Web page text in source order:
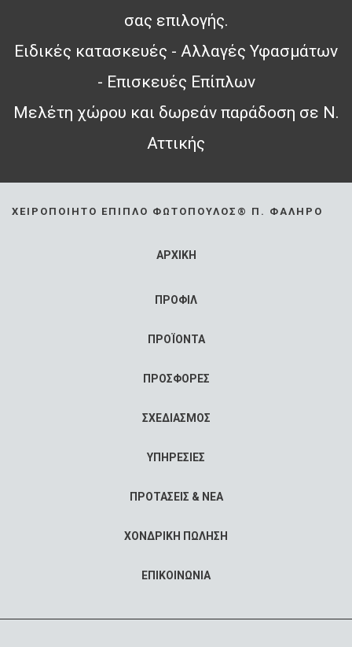
σας επιλογής.
Ειδικές κατασκευές - Αλλαγές Υφασμάτων
- Επισκευές Επίπλων
Μελέτη χώρου και δωρεάν παράδοση σε Ν.
Αττικής
ΧΕΙΡΟΠΟΊΗΤΟ ΈΠΙΠΛΟ ΦΩΤΌΠΟΥΛΟΣ® Π. ΦΆΛΗΡΟ
ΑΡΧΙΚΗ
ΠΡΟΦΙΛ
ΠΡΟΪΟΝΤΑ
ΠΡΟΣΦΟΡΕΣ
ΣΧΕΔΙΑΣΜΟΣ
ΥΠΗΡΕΣΙΕΣ
ΠΡΟΤΑΣΕΙΣ & ΝΕΑ
ΧΟΝΔΡΙΚΗ ΠΩΛΗΣΗ
ΕΠΙΚΟΙΝΩΝΙΑ